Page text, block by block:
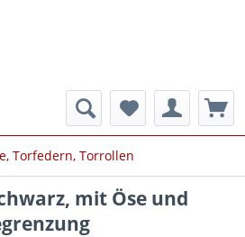
Torfedern, Torrollen
mit Öse und